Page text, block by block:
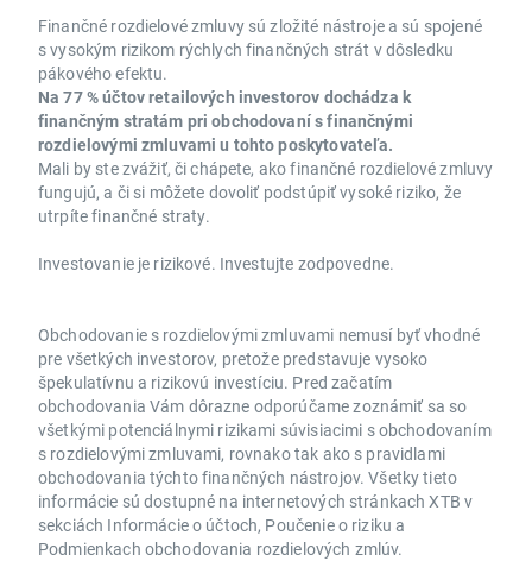
Finančné rozdielové zmluvy sú zložité nástroje a sú spojené
s vysokým rizikom rýchlych finančných strát v dôsledku
pákového efektu.
Na 77 % účtov retailových investorov dochádza k
finančným stratám pri obchodovaní s finančnými
rozdielovými zmluvami u tohto poskytovateľa.
Mali by ste zvážiť, či chápete, ako finančné rozdielové zmluvy
fungujú, a či si môžete dovoliť podstúpiť vysoké riziko, že
utrpíte finančné straty.
Investovanie je rizikové. Investujte zodpovedne.
Obchodovanie s rozdielovými zmluvami nemusí byť vhodné
pre všetkých investorov, pretože predstavuje vysoko
špekulatívnu a rizikovú investíciu. Pred začatím
obchodovania Vám dôrazne odporúčame zoznámiť sa so
všetkými potenciálnymi rizikami súvisiacimi s obchodovaním
s rozdielovými zmluvami, rovnako tak ako s pravidlami
obchodovania týchto finančných nástrojov. Všetky tieto
informácie sú dostupné na internetových stránkach XTB v
sekciách Informácie o účtoch, Poučenie o riziku a
Podmienkach obchodovania rozdielových zmlúv.